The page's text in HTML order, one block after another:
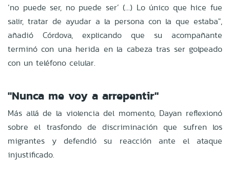
‘no puede ser, no puede ser’ (...) Lo único que hice fue
salir, tratar de ayudar a la persona con la que estaba",
añadió Córdova, explicando que su acompañante
terminó con una herida en la cabeza tras ser golpeado
con un teléfono celular.
"Nunca me voy a arrepentir"
Más allá de la violencia del momento, Dayan reflexionó
sobre el trasfondo de discriminación que sufren los
migrantes y defendió su reacción ante el ataque
injustificado.